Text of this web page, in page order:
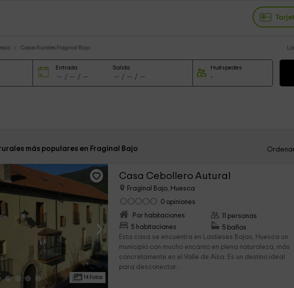
Casas Rurales Fraginal Bajo
Entrada Salida Huéspedes
más populares en Fraginal Bajo
›
14 Fotos
Casa Cebollero Autural
Fraginal Bajo, Huesca
0 opiniones
Por habitaciones
5 habitaciones
11 personas
5 baños
Esta casa se encuentra en Lastieses Bajas, Huesca un
municipio con mucho encanto en plena naturaleza, más
concretamente en el Valle de Aísa. Es un destino ideal
para desconectar...